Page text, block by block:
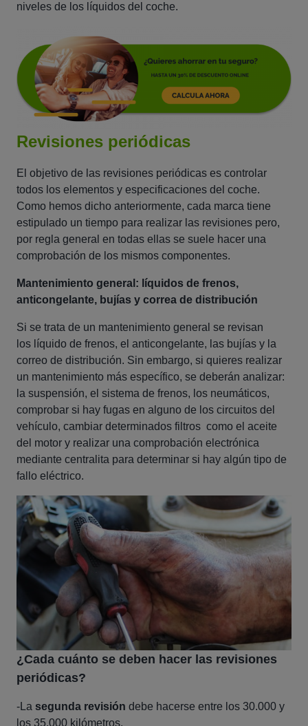
niveles de los líquidos del coche.
Revisiones periódicas
El objetivo de las revisiones periódicas es controlar
todos los elementos y especificaciones del coche.
Como hemos dicho anteriormente, cada marca tiene
estipulado un tiempo para realizar las revisiones pero,
por regla general en todas ellas se suele hacer una
comprobación de los mismos componentes.
Mantenimiento general: líquidos de frenos,
anticongelante, bujías y correa de distribución
Si se trata de un mantenimiento general se revisan
los líquido de frenos, el anticongelante, las bujías y la
correo de distribución. Sin embargo, si quieres realizar
un mantenimiento más específico, se deberán analizar:
la suspensión, el sistema de frenos, los neumáticos,
comprobar si hay fugas en alguno de los circuitos del
vehículo, cambiar determinados filtros como el aceite
del motor y realizar una comprobación electrónica
mediante centralita para determinar si hay algún tipo de
fallo eléctrico.
¿Cada cuánto se deben hacer las revisiones
periódicas?
-La segunda revisión debe hacerse entre los 30.000 y
los 35.000 kilómetros.